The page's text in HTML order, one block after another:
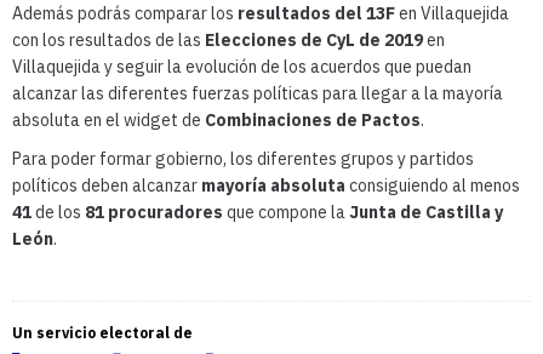
Además podrás comparar los resultados del 13Fen Villaquejida
con los resultados de las Elecciones de CyL de 2019en
Villaquejida y seguir la evolución de los acuerdos que puedan
alcanzar las diferentes fuerzas políticas para llegar a la mayoría
absoluta en el widget de Combinaciones de Pactos.
Para poder formar gobierno, los diferentes grupos y partidos
políticos deben alcanzar mayoría absoluta consiguiendo al menos
41de los 81 procuradores que compone la Junta de Castilla y
León.
Un servicio electoral de